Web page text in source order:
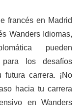
francés en Madrid
Wanders Idiomas,
pueden
para los desafíos
futura carrera. ¡No
hacia tu carrera
en Wanders